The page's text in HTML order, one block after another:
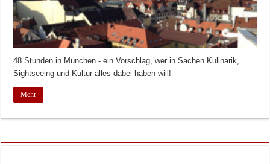
48 Stunden in München - ein Vorschlag, wer in Sachen Kulinarik,
Sightseeing und Kultur alles dabei haben will!
Mehr